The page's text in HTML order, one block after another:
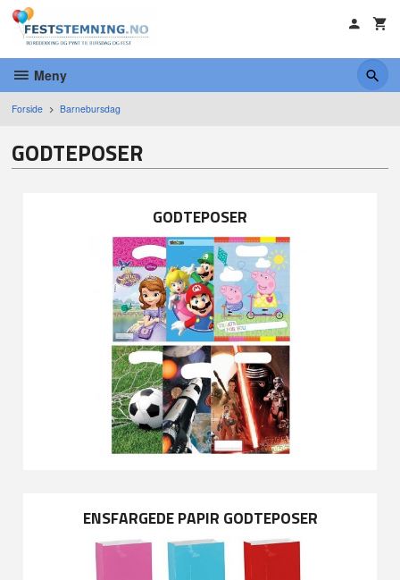
Gå
innholdet
Meny
Forside Barnebursdag
GODTEPOSER
GODTEPOSER
ENSFARGEDE PAPIR GODTEPOSER